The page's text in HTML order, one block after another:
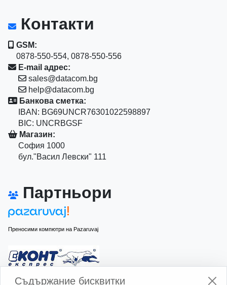
Контакти
GSM:
0878-550-554, 0878-550-556
E-mail адрес:
sales@datacom.bg
help@datacom.bg
Банкова сметка:
IBAN: BG69UNCR76301022598897
BIC: UNCRBGSF
Магазин:
София 1000
бул."Васил Левски" 111
Партньори
Преносими компютри на Pazaruvaj
Изчисли доставката с Еконт
Съдържание бисквитки